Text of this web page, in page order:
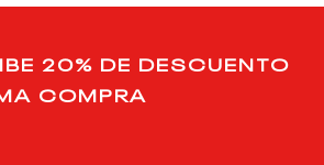
20% DE DESCUENTO
COMPRA